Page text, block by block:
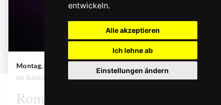
entwickeln.
Alle akzeptieren
Ich lehne ab
Einstellungen ändern
Montag, 26. Oktober 2026 | 20:00 Uhr
im Bauturm
Romeo und Julia. Ich fühl´s
Romeo und Julia. Ich fühl's nicht